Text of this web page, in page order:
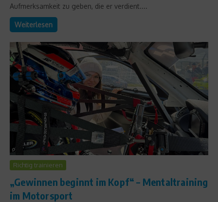
Aufmerksamkeit zu geben, die er verdient....
Weiterlesen
Richtig trainieren
„Gewinnen beginnt im Kopf“ – Mentaltraining
im Motorsport